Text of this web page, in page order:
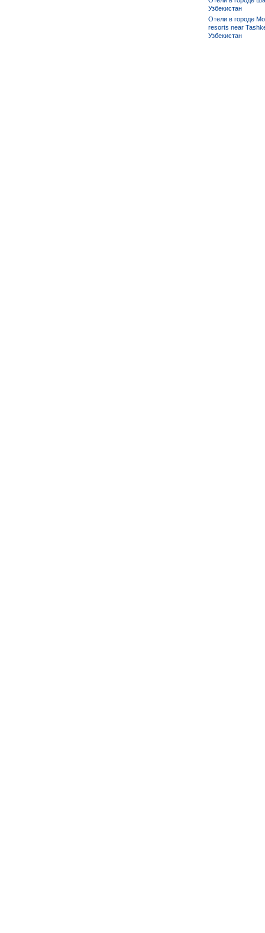
Узбекистан
Отели в городе
resorts near
Узбекистан